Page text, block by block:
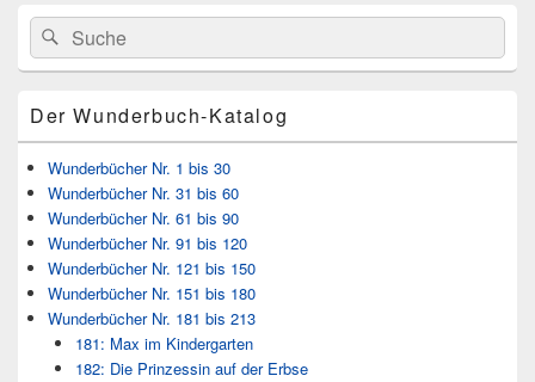
Primärer
Seitenleisten
Widget-
Bereich
Search
for:
Suche
Der Wunderbuch-Katalog
Wunderbücher Nr. 1 bis 30
Wunderbücher Nr. 31 bis 60
Wunderbücher Nr. 61 bis 90
Wunderbücher Nr. 91 bis 120
Wunderbücher Nr. 121 bis 150
Wunderbücher Nr. 151 bis 180
Wunderbücher Nr. 181 bis 213
181: Max im Kindergarten
182: Die Prinzessin auf der Erbse